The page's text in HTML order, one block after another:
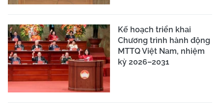
Kế hoạch triển khai
Chương trình hành động
MTTQ Việt Nam, nhiệm
kỳ 2026–2031